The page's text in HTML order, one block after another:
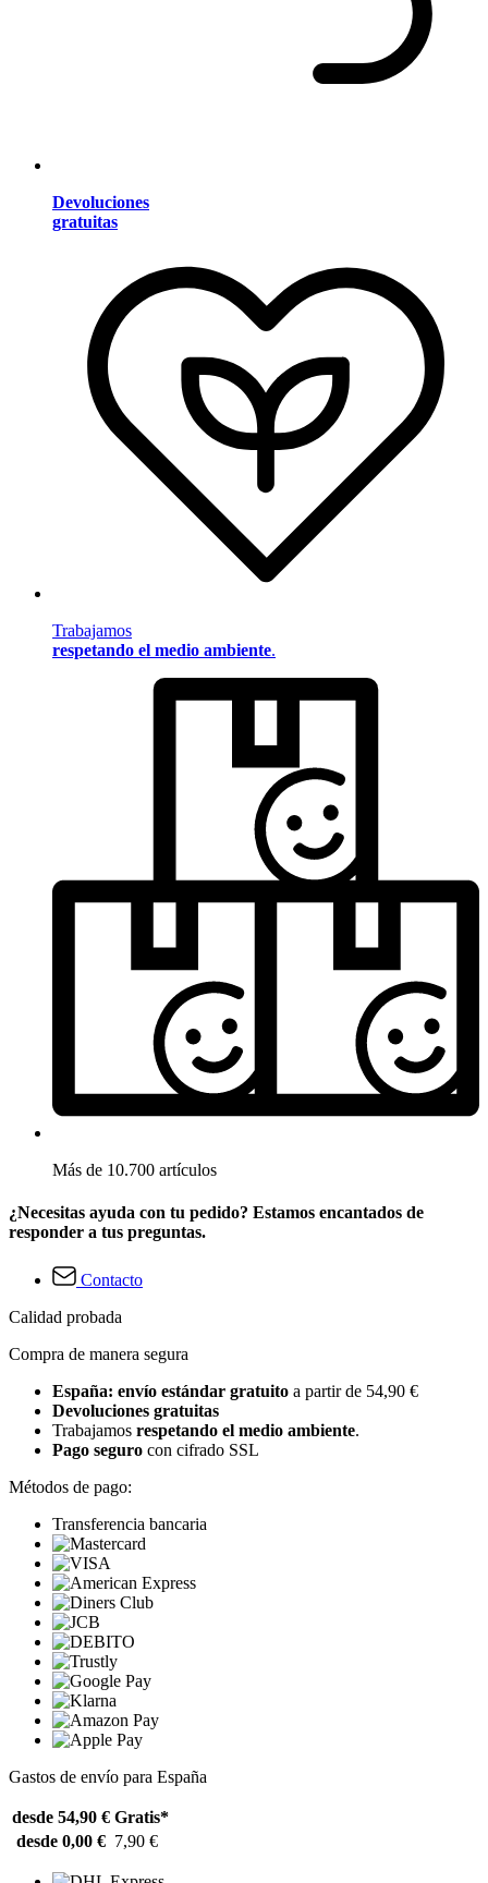
Devoluciones
gratuitas
Trabajamos
respetando el medio ambiente.
Más de 10.700 artículos
¿Necesitas ayuda con tu pedido? Estamos encantados de
responder a tus preguntas.
Contacto
Calidad probada
Compra de manera segura
España: envío estándar gratuito a partir de 54,90 €
Devoluciones gratuitas
Trabajamos respetando el medio ambiente.
Pago seguro con cifrado SSL
Métodos de pago:
Transferencia bancaria
Gastos de envío para España
desde 54,90 € Gratis*
desde 0,00 € 7,90 €